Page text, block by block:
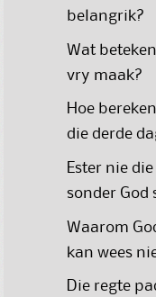
belangrik?
Wat
vry maak?
Hoe
die derde
Ester nie
sonder God
Waarom
kan wees
Die regte